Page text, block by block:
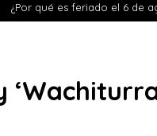
¿Por qué es feriado el 6 de